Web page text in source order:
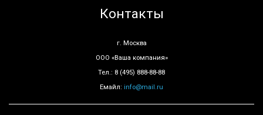
Контакты
г. Москва
ООО «Ваша компания»
Тел.: 8 (495) 888-88-88
Емайл: info@mail.ru